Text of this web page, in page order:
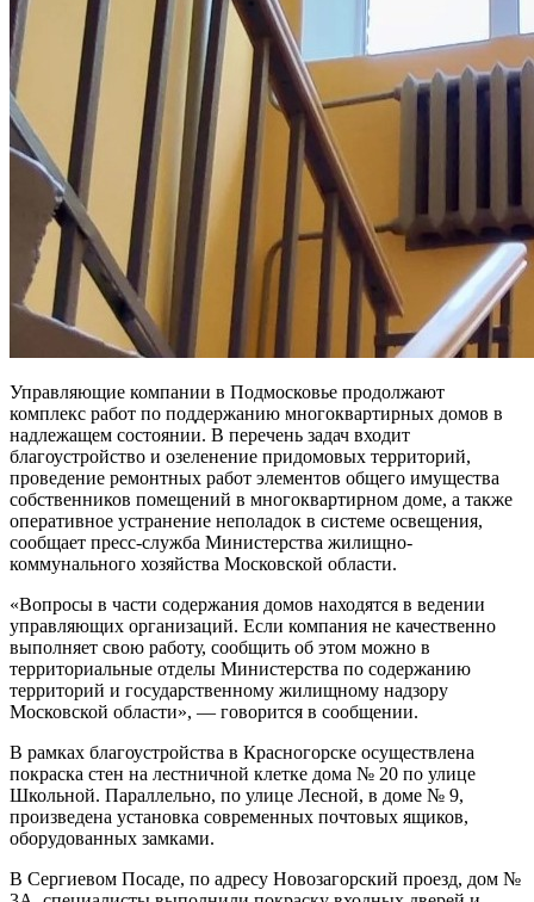
Управляющие компании в Подмосковье продолжают
комплекс работ по поддержанию многоквартирных домов в
надлежащем состоянии. В перечень задач входит
благоустройство и озеленение придомовых территорий,
проведение ремонтных работ элементов общего имущества
собственников помещений в многоквартирном доме, а также
оперативное устранение неполадок в системе освещения,
сообщает пресс-служба Министерства жилищно-
коммунального хозяйства Московской области.
«Вопросы в части содержания домов находятся в ведении
управляющих организаций. Если компания не качественно
выполняет свою работу, сообщить об этом можно в
территориальные отделы Министерства по содержанию
территорий и государственному жилищному надзору
Московской области», — говорится в сообщении.
В рамках благоустройства в Красногорске осуществлена
покраска стен на лестничной клетке дома № 20 по улице
Школьной. Параллельно, по улице Лесной, в доме № 9,
произведена установка современных почтовых ящиков,
оборудованных замками.
В Сергиевом Посаде, по адресу Новозагорский проезд, дом №